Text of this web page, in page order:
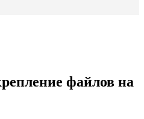
файлов на